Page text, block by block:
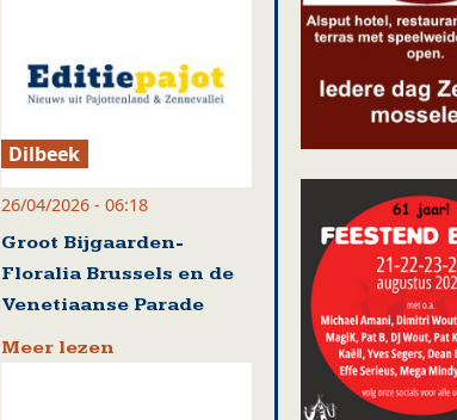
Dilbeek
26/04/2026 - 06:18
Groot Bijgaarden-
Floralia Brussels en de
Venetiaanse Parade
Meer lezen